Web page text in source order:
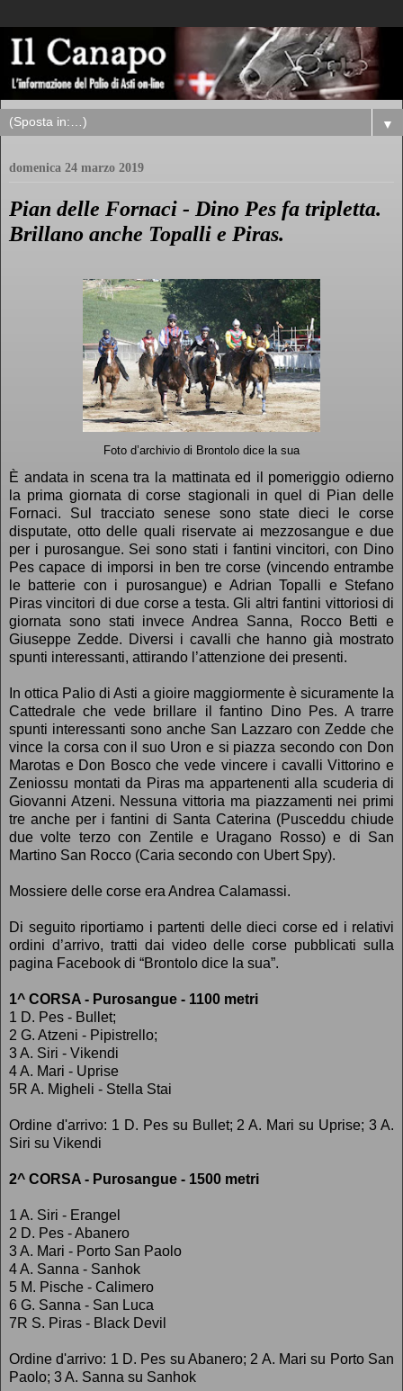
▼
domenica 24 marzo 2019
Pian delle Fornaci - Dino Pes fa tripletta.
Brillano anche Topalli e Piras.
Foto d’archivio di Brontolo dice la sua
È andata in scena tra la mattinata ed il pomeriggio odierno
la prima giornata di corse stagionali in quel di Pian delle
Fornaci. Sul tracciato senese sono state dieci le corse
disputate, otto delle quali riservate ai mezzosangue e due
per i purosangue. Sei sono stati i fantini vincitori, con Dino
Pes capace di imporsi in ben tre corse (vincendo entrambe
le batterie con i purosangue) e Adrian Topalli e Stefano
Piras vincitori di due corse a testa. Gli altri fantini vittoriosi di
giornata sono stati invece Andrea Sanna, Rocco Betti e
Giuseppe Zedde. Diversi i cavalli che hanno già mostrato
spunti interessanti, attirando l’attenzione dei presenti.
In ottica Palio di Asti a gioire maggiormente è sicuramente la
Cattedrale che vede brillare il fantino Dino Pes. A trarre
spunti interessanti sono anche San Lazzaro con Zedde che
vince la corsa con il suo Uron e si piazza secondo con Don
Marotas e Don Bosco che vede vincere i cavalli Vittorino e
Zeniossu montati da Piras ma appartenenti alla scuderia di
Giovanni Atzeni. Nessuna vittoria ma piazzamenti nei primi
tre anche per i fantini di Santa Caterina (Pusceddu chiude
due volte terzo con Zentile e Uragano Rosso) e di San
Martino San Rocco (Caria secondo con Ubert Spy).
Mossiere delle corse era Andrea Calamassi.
Di seguito riportiamo i partenti delle dieci corse ed i relativi
ordini d’arrivo, tratti dai video delle corse pubblicati sulla
pagina Facebook di “Brontolo dice la sua”.
1^ CORSA - Purosangue - 1100 metri
1 D. Pes - Bullet;
2 G. Atzeni - Pipistrello;
3 A. Siri - Vikendi
4 A. Mari - Uprise
5R A. Migheli - Stella Stai
Ordine d'arrivo: 1 D. Pes su Bullet; 2 A. Mari su Uprise; 3 A.
Siri su Vikendi
2^ CORSA - Purosangue - 1500 metri
1 A. Siri - Erangel
2 D. Pes - Abanero
3 A. Mari - Porto San Paolo
4 A. Sanna - Sanhok
5 M. Pische - Calimero
6 G. Sanna - San Luca
7R S. Piras - Black Devil
Ordine d'arrivo: 1 D. Pes su Abanero; 2 A. Mari su Porto San
Paolo; 3 A. Sanna su Sanhok